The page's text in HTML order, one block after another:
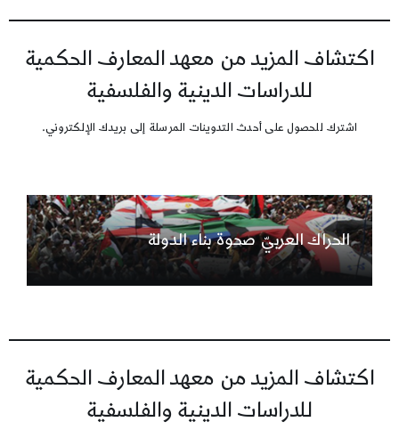
اكتشاف المزيد من معهد المعارف الحكمية
للدراسات الدينية والفلسفية
اشترك للحصول على أحدث التدوينات المرسلة إلى بريدك الإلكتروني.
الحراك العربيّ صحوة بناء الدولة
اكتشاف المزيد من معهد المعارف الحكمية
للدراسات الدينية والفلسفية